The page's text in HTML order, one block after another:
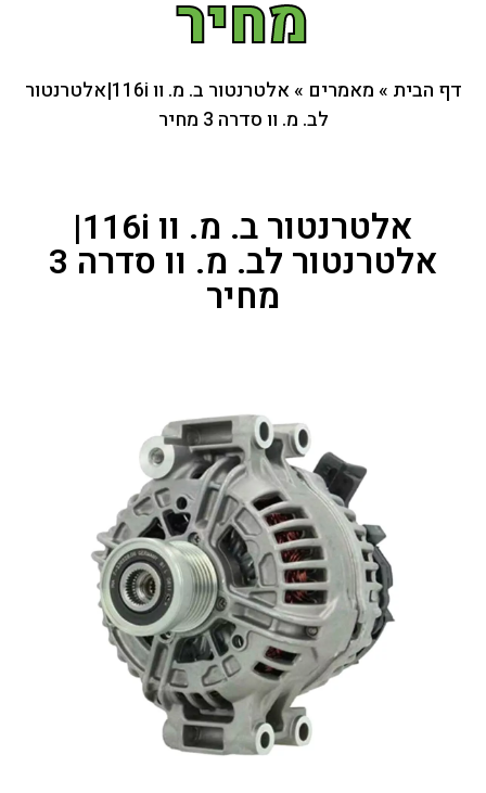
מחיר
דף הבית » מאמרים »
אלטרנטור ב. מ. וו 116i|אלטרנטור
לב. מ. וו סדרה 3 מחיר
אלטרנטור ב. מ. וו 116i|
אלטרנטור לב. מ. וו סדרה 3
מחיר